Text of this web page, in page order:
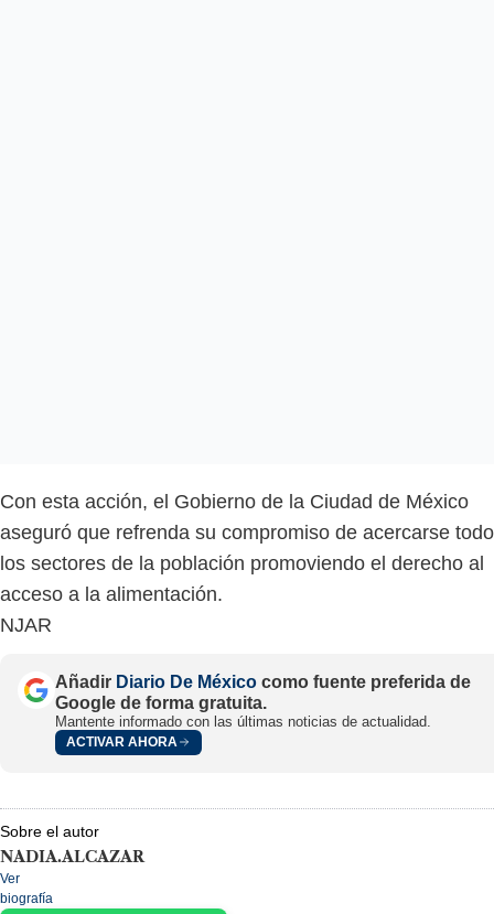
Con esta acción, el Gobierno de la Ciudad de México
aseguró que refrenda su compromiso de acercarse
los sectores de la población promoviendo el derecho al
acceso a la alimentación.
NJAR
Añadir Diario De México como fuente preferida de
Google de forma gratuita.
Mantente informado con las últimas noticias de actualidad.
ACTIVAR AHORA
Sobre el autor
NADIA.ALCAZAR
Ver
biografía